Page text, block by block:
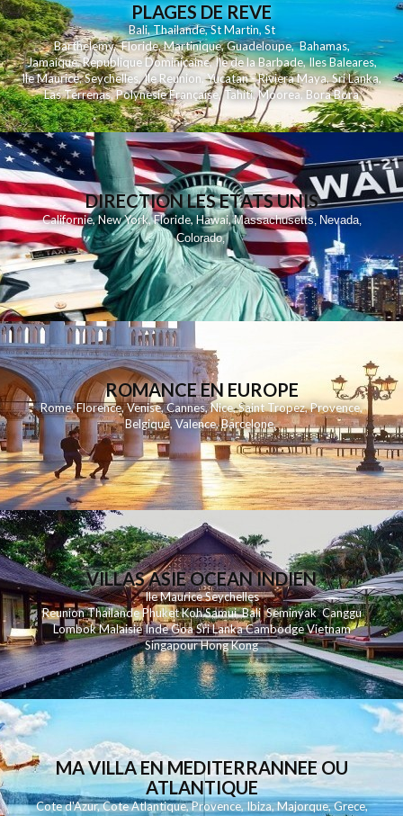
PLAGES DE REVE
Bali,Thailande,St Martin,St
Barthelemy,Floride,Martinique,Guadeloupe,Bahamas,
Jamaique,Republique Dominicaine,Ile de la Barbade,Iles Baleares,
Ile Maurice,Seychelles,Ile Reunion ,Yucatan - Riviera Maya,Sri Lanka,
Las Terrenas,Polynesie Française,Tahiti,Moorea, Bora Bora
DIRECTION LES ETATS UNIS
Californie,New York,Floride,Hawai,Massachusetts, Nevada,
Colorado,
ROMANCE EN EUROPE
Rome,Florence,Venise,Cannes,Nice,Saint Tropez,Provence,
Belgique,Valence,Barcelone,
VILLAS ASIE OCEAN INDIEN
Ile MauriceSeychelles
ReunionThailandePhuketKohSamui Bali SeminyakCanggu
LombokMalaisieIndeGoaSri LankaCambodgeVietnam
SingapourHong Kong
MA VILLA EN MEDITERRANNEE OU
ATLANTIQUE
Cote d'Azur,Cote Atlantique,Provence,Ibiza,Majorque,Grece,